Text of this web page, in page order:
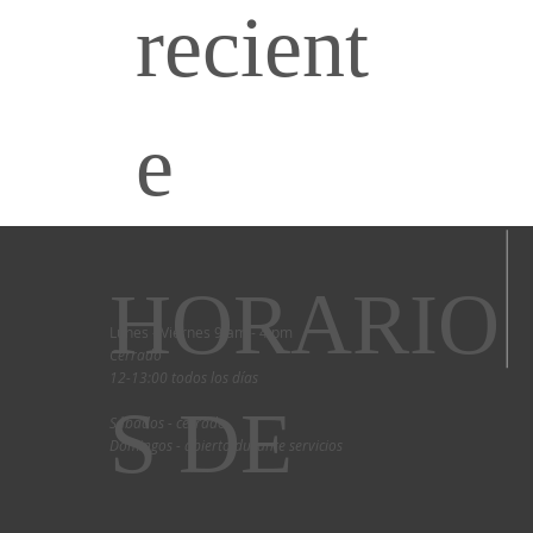
recient
e
Lunes - Viernes 9 am - 4 pm
Cerrado
12-13:00 todos los días
Sábados - cerrado
Domingos - abierto durante servicios
HORARIO
S DE